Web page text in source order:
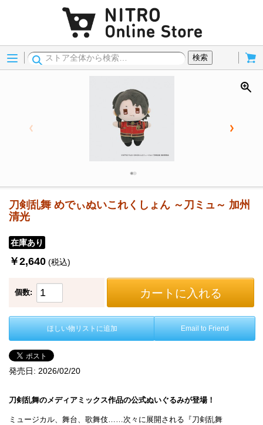
Menu
検索
刀剣乱舞 めでぃぬいこれくしょん ～刀ミュ～ 加州
清光
在庫あり
￥2,640 (税込)
個数: カートに入れる
ほしい物リストに追加 Email to Friend
発売日: 2026/02/20
刀剣乱舞のメディアミックス作品の公式ぬいぐるみが登場！
ミュージカル、舞台、歌舞伎……次々に展開される『刀剣乱舞